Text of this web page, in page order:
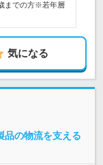
までの方※若年層
気になる
の物流を支える